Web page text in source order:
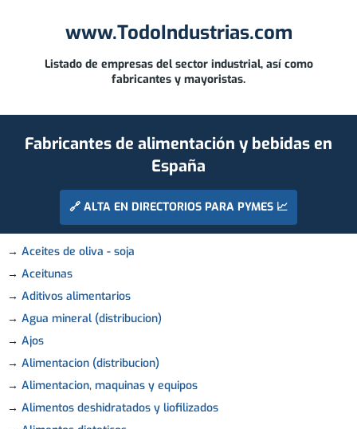
www.TodoIndustrias.com
Listado de empresas del sector industrial, así como
fabricantes y mayoristas.
Fabricantes de alimentación y bebidas en
España
🔗 ALTA EN DIRECTORIOS PARA PYMES 📈
→ Aceites de oliva - soja
→ Aceitunas
→ Aditivos alimentarios
→ Agua mineral (distribucion)
→ Ajos
→ Alimentacion (distribucion)
→ Alimentacion, maquinas y equipos
→ Alimentos deshidratados y liofilizados